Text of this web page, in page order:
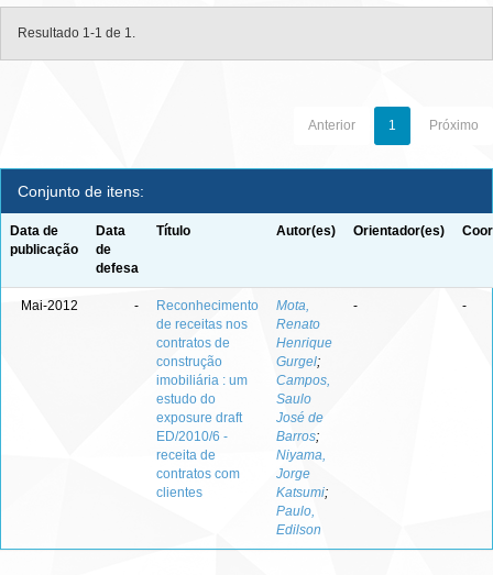
Resultado 1-1 de 1.
Anterior 1 Próximo
Conjunto de itens:
Data de
publicação
Data
de
defesa
Título Autor(es) Orientador(es)
Mai-2012 -
Reconhecimento
de receitas nos
contratos de
construção
imobiliária : um
estudo do
exposure draft
ED/2010/6 -
receita de
contratos com
clientes
Mota,
Renato
Henrique
Gurgel;
Campos,
Saulo
José de
Barros;
Niyama,
Jorge
Katsumi;
Paulo,
Edilson
- -